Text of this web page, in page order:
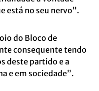
está no seu nervo”.
do Bloco de
consequente tendo
deste partido e a
e em sociedade”.